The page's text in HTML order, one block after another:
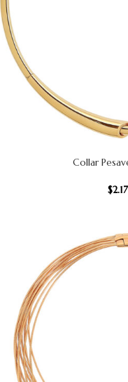
Collar
$